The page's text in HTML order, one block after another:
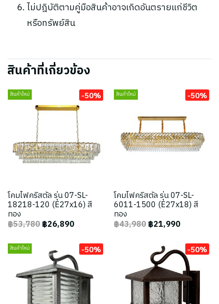
ไม่ปฎิบัติตามคู่มือสินค้าอาจเกิดอันตรายแก่ชีวิต
หรือทรัพย์สิน
สินค้าที่เกี่ยวข้อง
สินค้าใหม่ -50%
โคมไฟคริสตัล รุ่น 07-SL-
18218-120 (E27x16) สี
ทอง
฿53,780฿26,890
สินค้าใหม่ -50%
โคมไฟคริสตัล รุ่น 07-SL-
6011-1500 (E27x18) สี
ทอง
฿43,980฿21,990
สินค้าใหม่ -50% -50%